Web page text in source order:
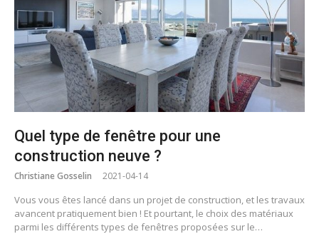
Quel type de fenêtre pour une
construction neuve ?
Christiane Gosselin 2021-04-14
Vous vous êtes lancé dans un projet de construction, et les travaux
avancent pratiquement bien ! Et pourtant, le choix des matériaux
parmi les différents types de fenêtres proposées sur le…